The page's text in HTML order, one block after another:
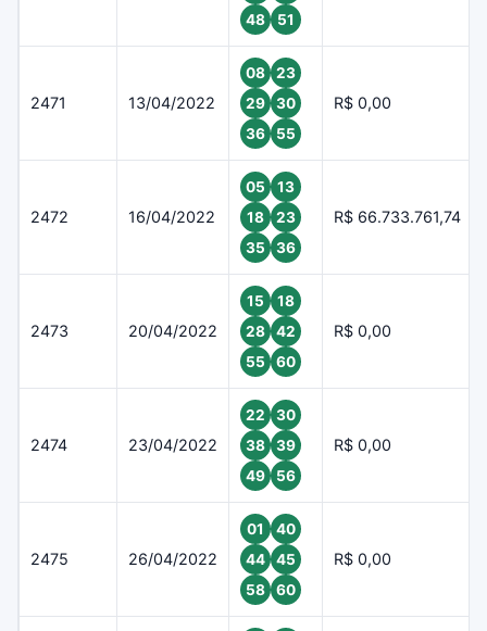
48
51
2471 13/04/2022
08
23
29
30
36
55
R$ 0,00
2472 16/04/2022
05
13
18
23
35
36
R$ 66.733.761,74
2473 20/04/2022
15
18
28
42
55
60
R$ 0,00
2474 23/04/2022
22
30
38
39
49
56
R$ 0,00
2475 26/04/2022
01
40
44
45
58
60
R$ 0,00